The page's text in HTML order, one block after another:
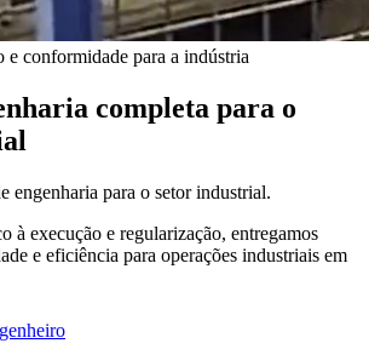
e conformidade para a indústria
completa para o
engenharia para o setor industrial.
à execução e regularização, entregamos
e eficiência para operações industriais em